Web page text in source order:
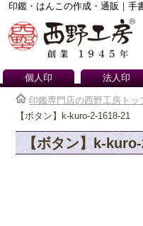
印鑑・はんこの作成・通販｜手
個人印 法人印
印鑑専門店の西野工房トッ
【ボタン】k-kuro-2-1618-21
【ボタン】k-